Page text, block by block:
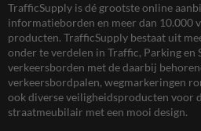
TrafficSupply is dé grootste online
informatieborden en meer dan 10.000
producten. TrafficSupply bestaat uit
onder te verdelen in Traffic, Parking en
verkeersborden met de daarbij
verkeersbordpalen, wegmarkeringen
ook diverse veiligheidsproducten voor
straatmeubilair met een mooi design.